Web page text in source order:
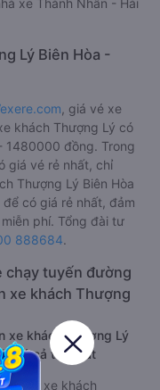
xe Thành Nhân - Hải
Lý Biên Hòa -
, giá vé xe
khách Thượng Lý có
đồng. Trong
giá vé rẻ nhất, chỉ
Thượng Lý Biên Hòa
để có giá rẻ nhất, đảm
phí. Tổng đài tư
888684.
chạy tuyến đường
xe khách Thượng
xe khách Thượng Lý
giá cả tốt nhất
Bến xe khách